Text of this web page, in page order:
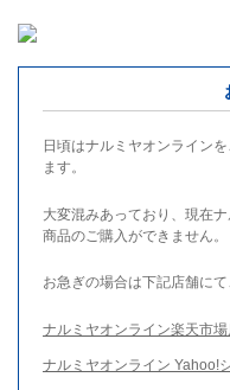
日頃はナルミヤオンライン
ます。
大変混みあっており、現在
商品のご購入ができません。
お急ぎの場合は下記店舗にて
ナルミヤオンライン楽天市
ナルミヤオンライン Yahoo!